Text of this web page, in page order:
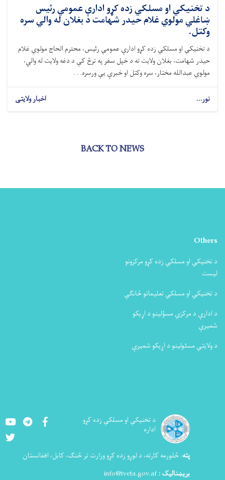
د تخنيکي او مسلکي زده کړو ادارې عمومي رئیس
ښاغلي مولوي غلام حیدر شهامت د بغلان له والي سره
وکتل.
د تخنیکي او مسلکي زده کړو ادارې عمومي رئیس، محترم الحاج مولوي غلام
حیدر شهامت، بغلان ولایت ته د خپل سفر په ترڅ کې د دغه ولایت له والي،
مولوي عبدالله مختار، سره وکتل او خبرې یې ورسره. . .
نور... اخبار ولایتی
BACK TO NEWS
Others
د تخنیکي او مسلکي زده کړو مرکزونو
لیست
د تخنیکي او مسلکي تعلیماتو څانګې
د ادارې د مرکزي مسؤلینو د اړیکو
شمیرې
د ولایتي مسئولینو د اړیکو شمیرې
د تخنيکي او مسلکي زده کړو
اداره
YoutubeLinkedIn
پته: څلورمه کارته، د لوړو زده کړو وزارت تر څنګ، کابل، افغانستان
بریښنالیک : info@tveta.gov.af